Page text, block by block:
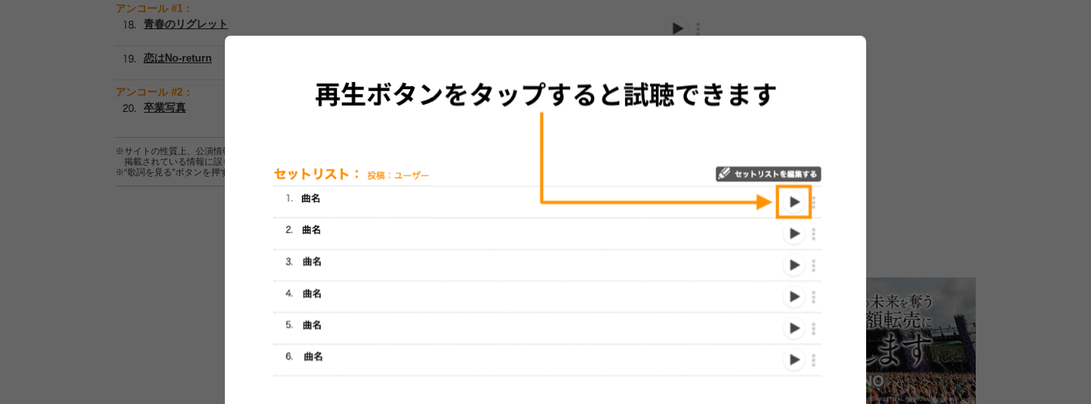
アンコール #1：
青春のリグレット
恋はNo-return
アンコール #2：
卒業写真
※サイトの性質上、公演情報およびセットリスト情報の正確性は保証されませんので、あらかじめご了承ください。
掲載されている情報に誤りがある場合は、
※“歌詞を見る”ボタンを押すと、株式会社ページワンが運営する歌詞サイト「